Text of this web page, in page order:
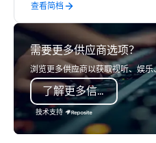
查看简档
需要更多供应商选项？
浏览更多供应商以获取视听、娱乐
了解更多信息
技术支持